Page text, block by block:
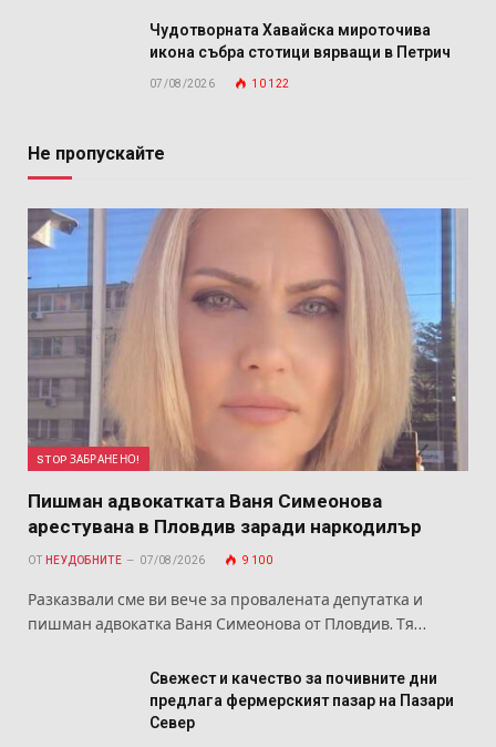
Чудотворната Хавайска мироточива
икона събра стотици вярващи в Петрич
07/08/2026 10 122
Не пропускайте
STOP ЗАБРАНЕНО!
Пишман адвокатката Ваня Симеонова
арестувана в Пловдив заради наркодилър
ОТ НЕУДОБНИТЕ 07/08/2026 9 100
Разказвали сме ви вече за провалената депутатка и
пишман адвокатка Ваня Симеонова от Пловдив. Тя…
Свежест и качество за почивните дни
предлага фермерският пазар на Пазари
Север